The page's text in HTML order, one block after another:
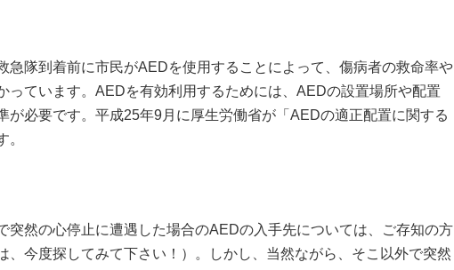
急隊到着前に市民がAEDを使用することによって、傷病者の救命率や
っています。AEDを有効利用するためには、AEDの設置場所や配置
が必要です。平成25年9月に厚生労働省が「AEDの適正配置に関する
。
突然の心停止に遭遇した場合のAEDの入手先については、ご存知の方
、今度探してみて下さい！）。しかし、当然ながら、そこ以外で突然